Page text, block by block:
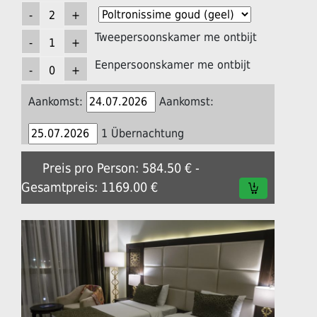
Tweepersoonskamer me ontbijt
Eenpersoonskamer me ontbijt
Aankomst: Aankomst:
1 Übernachtung
Preis pro Person: 584.50 € -
Gesamtpreis: 1169.00 €